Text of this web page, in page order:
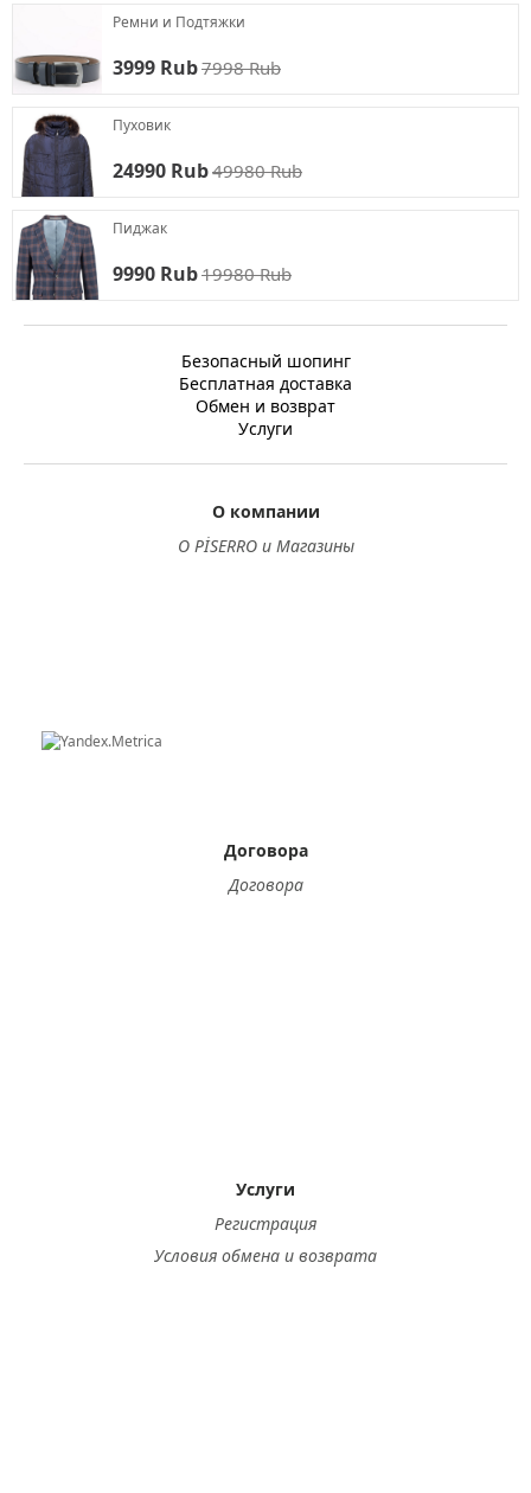
Ремни и Подтяжки
3999 Rub7998 Rub
Пуховик
24990 Rub49980 Rub
Пиджак
9990 Rub19980 Rub
Безопасный шопинг
Бесплатная доставка
Обмен и возврат
Услуги
О компании
О PİSERRO и Магазины
Договора
Договора
Услуги
Регистрация
Условия обмена и возврата